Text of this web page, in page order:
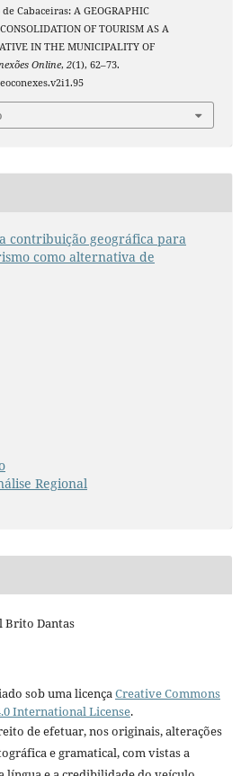
Cabaceiras: A GEOGRAPHIC
OF TOURISM AS A
IN THE MUNICIPALITY OF
Online, 2(1), 62–73.
contribuição geográfica para
como alternativa de
Regional
Brito Dantas
sob uma licençaCreative Commons
International License.
de efetuar, nos originais, alterações
e gramatical, com vistas a